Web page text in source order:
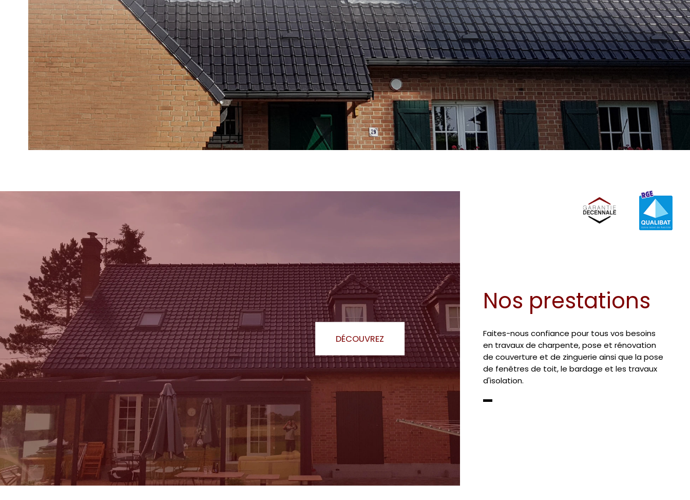
DÉCOUVREZ
Nos prestations
Faites-nous confiance pour tous vos besoins
en travaux de charpente, pose et rénovation
de couverture et de zinguerie ainsi que la pose
de fenêtres de toit, le bardage et les travaux
d'isolation.